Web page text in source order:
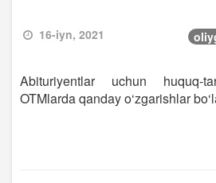
16-iyn, 2021
Abituriyentlar uchun huquq-
OTMlarda qanday o‘zgarishlar